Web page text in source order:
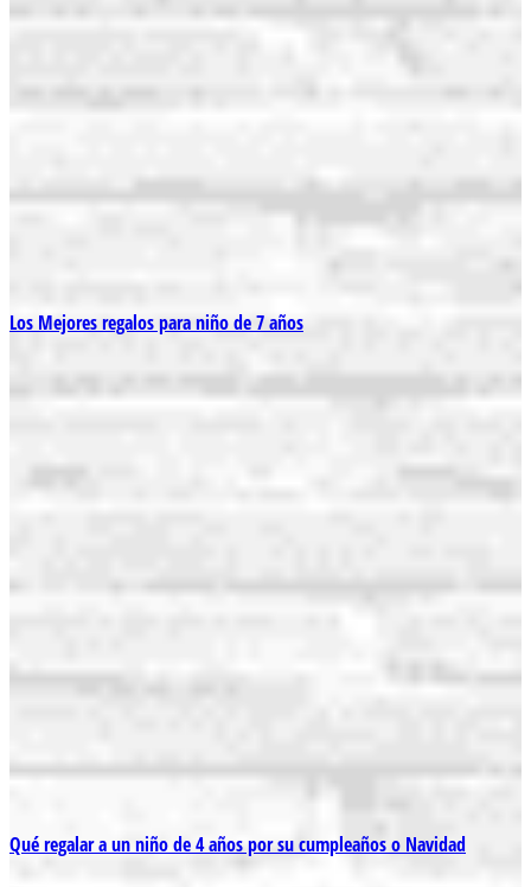
Los Mejores regalos para niño de 7 años
Qué regalar a un niño de 4 años por su cumpleaños o Navidad